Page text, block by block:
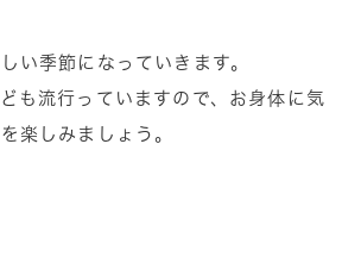
い季節になっていきます。
も流行っていますので、お身体に気
楽しみましょう。